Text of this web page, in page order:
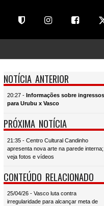
NOTÍCIA ANTERIOR
20:27 - Informações sobre ingressos
para Urubu x Vasco
PRÓXIMA NOTÍCIA
21:35 - Centro Cultural Candinho
apresenta nova arte na parede interna;
veja fotos e vídeos
CONTEÚDO RELACIONADO
25/04/26 - Vasco luta contra
irregularidade para alcançar meta de